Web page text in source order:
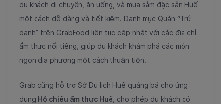
du khách di chuyển, ăn uống, và mua sắm đặc sản Huế
một cách dễ dàng và tiết kiệm. Danh mục Quán “Trứ
danh” trên GrabFood liên tục cập nhật với các địa chỉ
ẩm thực nổi tiếng, giúp du khách khám phá các món
ngon địa phương một cách thuận tiện.
Grab cũng hỗ trợ Sở Du lịch Huế quảng bá cho ứng
dụng Hộ chiếu ẩm thực Huế , cho phép du khách có